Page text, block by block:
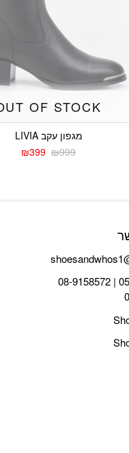
OF STOCK
מגפון עקב LIVIA
₪999
המחיר
₪399
המחיר